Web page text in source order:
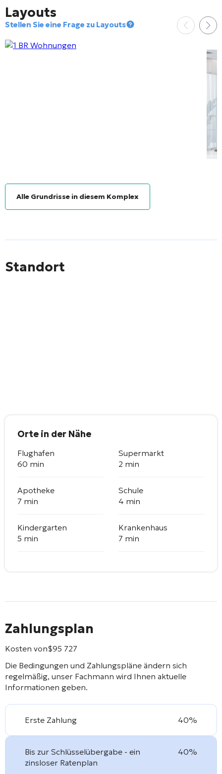
Layouts
Stellen Sie eine Frage zu Layouts
Alle Grundrisse in diesem Komplex
Standort
Orte in der Nähe
Flughafen
60 min
Supermarkt
2 min
Apotheke
7 min
Schule
4 min
Kindergarten
5 min
Krankenhaus
7 min
Zahlungsplan
Kosten von$95 727
Die Bedingungen und Zahlungspläne ändern sich
regelmäßig, unser Fachmann wird Ihnen aktuelle
Informationen geben.
Erste Zahlung 40%
Bis zur Schlüsselübergabe - ein
zinsloser Ratenplan
40%